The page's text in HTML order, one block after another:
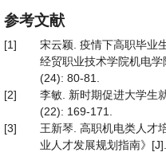
参考文献
[1]
宋云颖. 疫情下高职毕业
经贸职业技术学院机电
(24): 80-81.
[2]
李敏. 新时期促进大学生
(22): 169-171.
[3]
王新琴. 高职机电类人
业人才发展规划指南》